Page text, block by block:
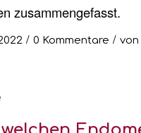
zusammengefasst.
/ 0 Kommentare / von